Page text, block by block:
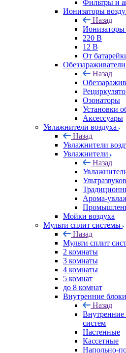
Фильтры и
Ионизаторы
Назад
Ионизаторы
220 В
12 В
От
Обеззараживатели
Назад
Озонаторы
Установки
Аксессуары
Увлажнители воздуха
Назад
Увлажнители
Увлажнители
Назад
Арома-
Мойки воздуха
Мульти сплит системы
Назад
Мульти сплит
2 комнаты
3 комнаты
4 комнаты
5 комнат
до 8 комнат
Внутренние
Назад
Внутренние
систем
Настенные
Кассетные
Напольно-